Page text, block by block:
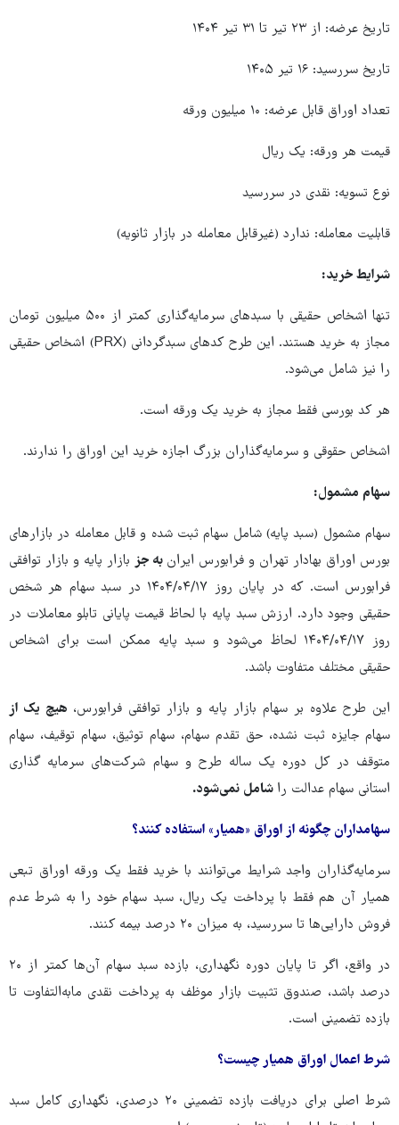
تاریخ عرضه: از ۲۳ تیر تا ۳۱ تیر ۱۴۰۴
تاریخ سررسید: ۱۶ تیر ۱۴۰۵
تعداد اوراق قابل عرضه: ۱۰ میلیون ورقه
قیمت هر ورقه: یک ریال
نوع تسویه: نقدی در سررسید
قابلیت معامله: ندارد (غیرقابل معامله در بازار ثانویه)
شرایط خرید:
تنها اشخاص حقیقی با سبدهای سرمایه‌گذاری کمتر از ۵۰۰ میلیون تومان
مجاز به خرید هستند. این طرح کدهای سبدگردانی (PRX) اشخاص حقیقی
را نیز شامل می‌شود.
هر کد بورسی فقط مجاز به خرید یک ورقه است.
اشخاص حقوقی و سرمایه‌گذاران بزرگ اجازه خرید این اوراق را ندارند.
سهام مشمول:
سهام مشمول (سبد پایه) شامل سهام ثبت شده و قابل معامله در بازارهای
بورس اوراق بهادار تهران و فرابورس ایران به جز بازار پایه و بازار توافقی
فرابورس است. که در پایان روز ۱۴۰۴/۰۴/۱۷ در سبد سهام هر شخص
حقیقی وجود دارد. ارزش سبد پایه با لحاظ قیمت پایانی تابلو معاملات در
روز ۱۴۰۴/۰۴/۱۷ لحاظ می‌شود و سبد پایه ممکن است برای اشخاص
حقیقی مختلف متفاوت باشد.
این طرح علاوه بر سهام بازار پایه و بازار توافقی فرابورس، هیچ یک از
سهام جایزه ثبت نشده، حق تقدم سهام، سهام توثیق، سهام توقیف، سهام
متوقف در کل دوره یک ساله طرح و سهام شرکت‌های سرمایه گذاری
استانی سهام عدالت را شامل نمی‌شود.
سهامداران چگونه از اوراق «همیار» استفاده کنند؟
سرمایه‌گذاران واجد شرایط می‌توانند با خرید فقط یک ورقه اوراق تبعی
همیار آن هم فقط با پرداخت یک ریال، سبد سهام خود را به شرط عدم
فروش دارایی‌ها تا سررسید، به میزان ۲۰ درصد بیمه کنند.
در واقع، اگر تا پایان دوره نگهداری، بازده سبد سهام آن‌ها کمتر از ۲۰
درصد باشد، صندوق تثبیت بازار موظف به پرداخت نقدی مابه‌التفاوت تا
بازده تضمینی است.
شرط اعمال اوراق همیار چیست؟
شرط اصلی برای دریافت بازده تضمینی ۲۰ درصدی، نگهداری کامل سبد